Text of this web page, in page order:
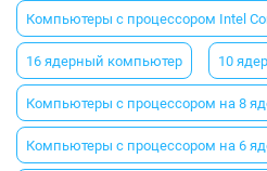
Компьютеры с процессором Intel
16 ядерный компьютер 10
Компьютеры с процессором на 8
Компьютеры с процессором на 6